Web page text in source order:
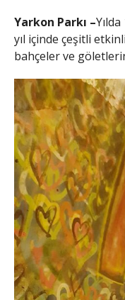
Yarkon Parkı –
yıl içinde çeşitli
bahçeler ve